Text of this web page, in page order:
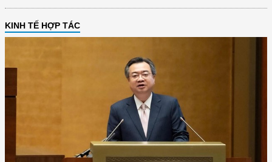
KINH TẾ HỢP TÁC